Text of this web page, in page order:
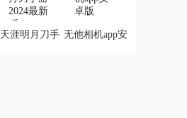
天涯明月刀手 无他相机app安